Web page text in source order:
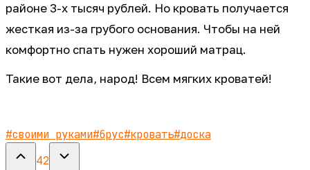
районе 3-х тысяч рублей. Но кровать получается
жесткая из-за грубого основания. Чтобы на ней
комфортно спать нужен хороший матрац.
Такие вот дела, народ! Всем мягких кроватей!
#своими руками#брус#кровать#доска
42